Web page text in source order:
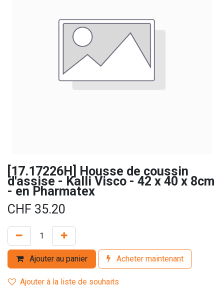
[17.17226H] Housse de coussin
d'assise - Kalli Visco - 42 x 40 x 8cm
- en Pharmatex
CHF 35.20
Ajouter au panier Acheter maintenant
Ajouter à la liste de souhaits